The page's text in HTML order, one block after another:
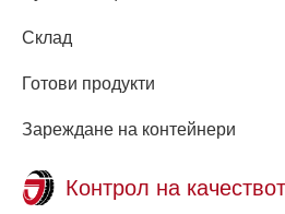
Склад
Готови продукти
Зареждане на контейнери
Контрол на